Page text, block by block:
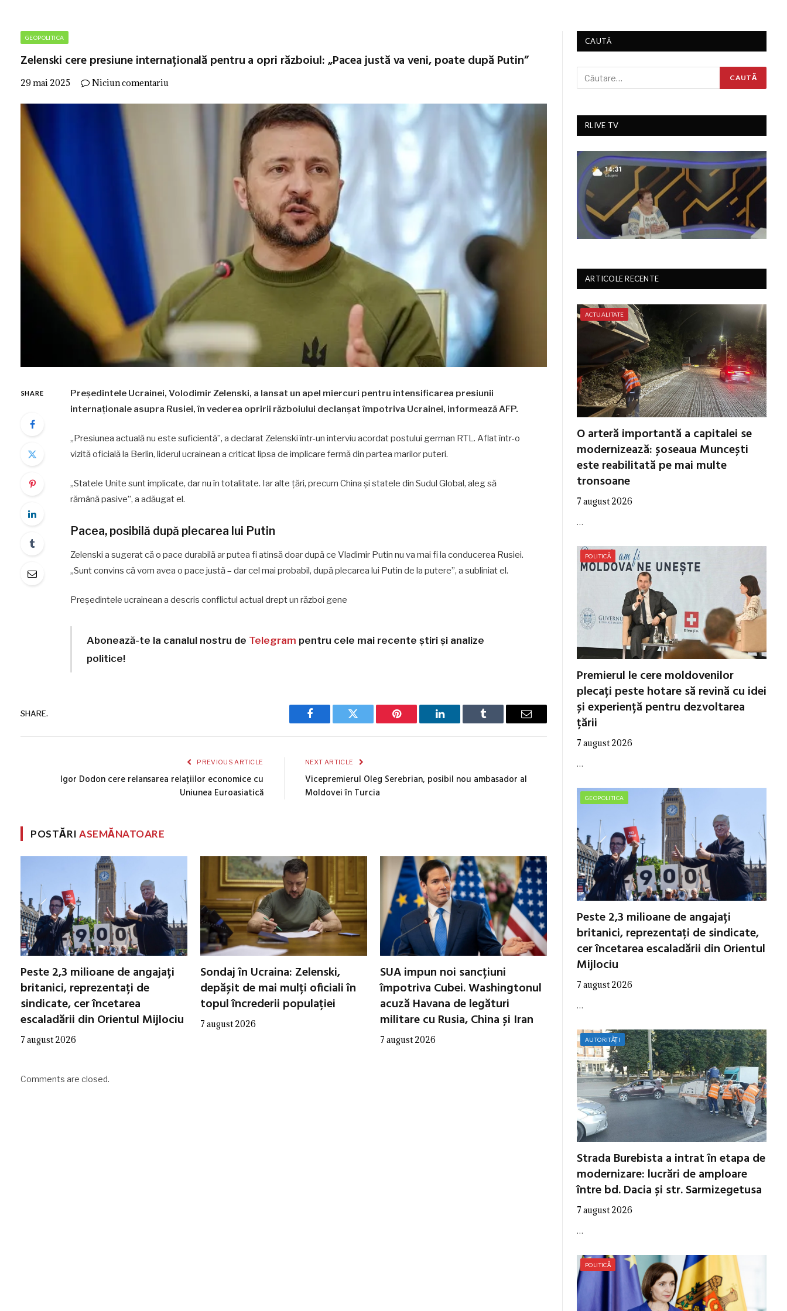
GEOPOLITICA
Zelenski cere presiune internațională pentru a opri războiul: „Pacea justă va veni, poate după Putin”
29 mai 2025 Niciun comentariu
SHARE
Președintele Ucrainei, Volodimir Zelenski, a lansat un apel miercuri pentru intensificarea presiunii
internaționale asupra Rusiei, în vederea opririi războiului declanșat împotriva Ucrainei, informează AFP.
„Presiunea actuală nu este suficientă”, a declarat Zelenski într-un interviu acordat postului german RTL. Aflat într-o
vizită oficială la Berlin, liderul ucrainean a criticat lipsa de implicare fermă din partea marilor puteri.
„Statele Unite sunt implicate, dar nu în totalitate. Iar alte țări, precum China și statele din Sudul Global, aleg să
rămână pasive”, a adăugat el.
Pacea, posibilă după plecarea lui Putin
Zelenski a sugerat că o pace durabilă ar putea fi atinsă doar după ce Vladimir Putin nu va mai fi la conducerea Rusiei.
„Sunt convins că vom avea o pace justă – dar cel mai probabil, după plecarea lui Putin de la putere”, a subliniat el.
Președintele ucrainean a descris conflictul actual drept un război gene
Abonează-te la canalul nostru de Telegram pentru cele mai recente știri și analize
politice!
SHARE.
Facebook Twitter Pinterest LinkedIn Tumblr Email
PREVIOUS ARTICLE
Igor Dodon cere relansarea relațiilor economice cu
Uniunea Euroasiatică
NEXT ARTICLE
Vicepremierul Oleg Serebrian, posibil nou ambasador al
Moldovei în Turcia
POSTĂRIASEMĂNATOARE
Peste 2,3 milioane de angajați
britanici, reprezentați de
sindicate, cer încetarea
escaladării din Orientul Mijlociu
7 august 2026
Sondaj în Ucraina: Zelenski,
depășit de mai mulți oficiali în
topul încrederii populației
7 august 2026
SUA impun noi sancțiuni
împotriva Cubei. Washingtonul
acuză Havana de legături
militare cu Rusia, China și Iran
7 august 2026
Comments are closed.
CAUTĂ
RLIVE TV
ARTICOLE RECENTE
ACTUALITATE
O arteră importantă a capitalei se
modernizează: șoseaua Muncești
este reabilitată pe mai multe
tronsoane
7 august 2026
…
POLITICĂ
Premierul le cere moldovenilor
plecați peste hotare să revină cu idei
și experiență pentru dezvoltarea
țării
7 august 2026
…
GEOPOLITICA
Peste 2,3 milioane de angajați
britanici, reprezentați de sindicate,
cer încetarea escaladării din Orientul
Mijlociu
7 august 2026
…
AUTORITĂȚI
Strada Burebista a intrat în etapa de
modernizare: lucrări de amploare
între bd. Dacia și str. Sarmizegetusa
7 august 2026
…
POLITICĂ